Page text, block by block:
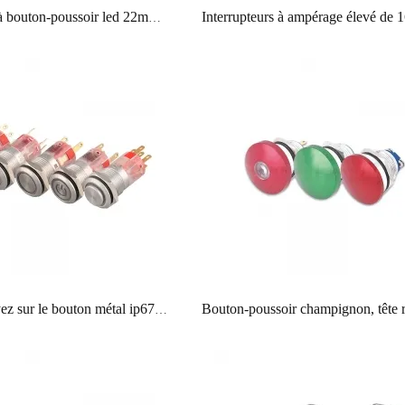
Interrupteur à bouton-poussoir led 22mm rgb tricolore avec connecteur
16mm appuyez sur le bouton métal ip67 anneau led interrupteur de symbole de puissance